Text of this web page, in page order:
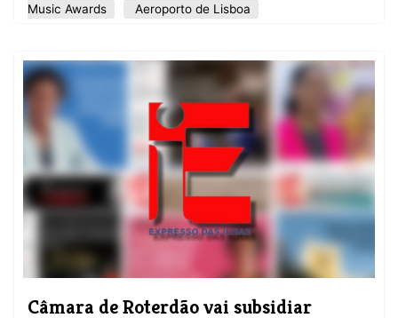
Music Awards
Aeroporto de Lisboa
Câmara de Roterdão vai subsidiar